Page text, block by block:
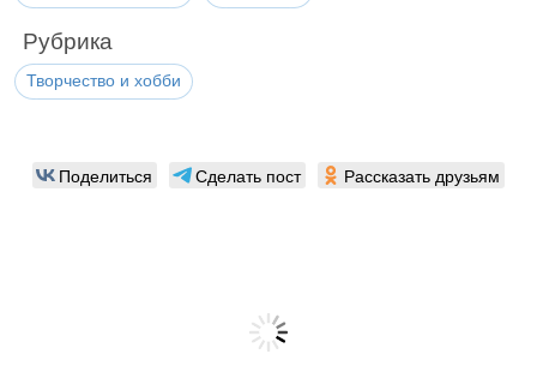
Рубрика
Творчество и хобби
Поделиться Сделать пост Рассказать друзьям